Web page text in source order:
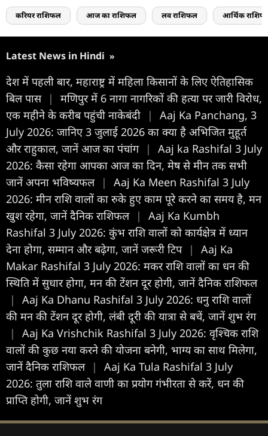
करियर राशिफल आज का राशिफल लव राशिफल आर्थिक
Latest News in Hindi »
देश में पहली बार, महाराष्ट्र में महिला किसानों के लिए ऐतिहासिक
बिल पास |
मणिपुर में 6 नागा नागरिकों की हत्या पर जारी विरोध,
एक महीने के करीब पहुंची नाकेबंदी
|
Aaj Ka Panchang, 3
July 2026: जानिए 3 जुलाई 2026 का क्या है अभिजित मुहूर्त
और राहुकाल, जानें आज का पंचांग |
Aaj ka Rashifal 3 July
2026: कैसा रहेगा आपका आज का द‍िन, मेष से मीन तक सभी
जानें अपना भविष्यफल |
Aaj Ka Meen Rashifal 3 July
2026: मीन राशि वालों का रुके हुए काम पूरे करने का समय है, मन
खुश रहेगा, जानें दैनिक राशिफल |
Aaj Ka Kumbh
Rashifal 3 July 2026: कुंभ राशि वालों को कार्यक्षेत्र में ध्यान
देना होगा, सम्मान और बढ़ेगा, जानें जरूरी टिप |
Aaj Ka
Makar Rashifal 3 July 2026: मकर राशि वालों का धन की
स्थिति में सुधार होगा, मन की टेंशन दूर होगी, जानें दैनिक राशिफल
|
Aaj Ka Dhanu Rashifal 3 July 2026: धनु राशि वालों
की मन की टेंशन दूर होगी, लंबी दूरी की यात्रा से बचें, जानें शुभ रंग
|
Aaj Ka Vrishchik Rashifal 3 July 2026: वृश्चिक राशि
वालों की कुछ नया करने की योजना बनेगी, भाग्य का साथ मिलेगा,
जानें दैनिक राशिफल |
Aaj Ka Tula Rashifal 3 July
2026: तुला राशि वाले वाणी का प्रयोग गंभीरता से करें, धन की
प्राप्ति होगी, जानें शुभ रंग